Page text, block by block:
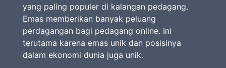
yang paling populer di kalangan pedagang.
Emas memberikan banyak peluang
perdagangan bagi pedagang online. Ini
terutama karena emas unik dan posisinya
dalam ekonomi dunia juga unik.